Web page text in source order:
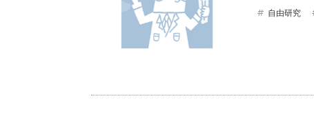
自由研究